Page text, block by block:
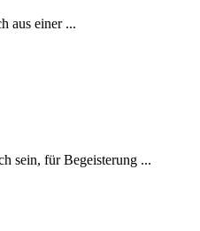
aus einer ...
sein, für Begeisterung ...